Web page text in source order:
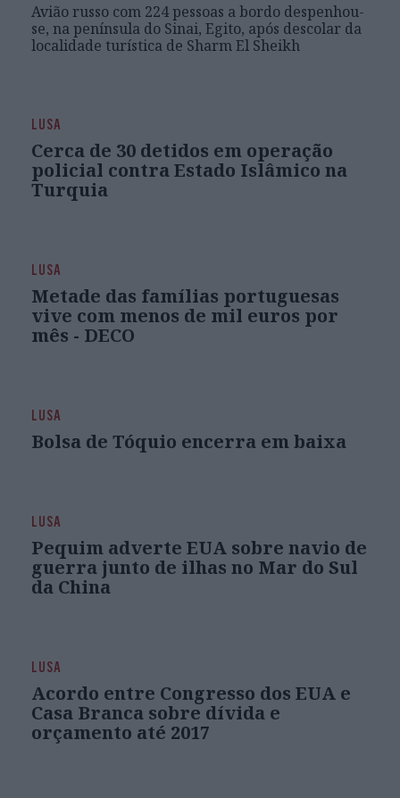
Avião russo com 224 pessoas a bordo despenhou-
se, na península do Sinai, Egito, após descolar da
localidade turística de Sharm El Sheikh
LUSA
Cerca de 30 detidos em operação
policial contra Estado Islâmico na
Turquia
LUSA
Metade das famílias portuguesas
vive com menos de mil euros por
mês - DECO
LUSA
Bolsa de Tóquio encerra em baixa
LUSA
Pequim adverte EUA sobre navio de
guerra junto de ilhas no Mar do Sul
da China
LUSA
Acordo entre Congresso dos EUA e
Casa Branca sobre dívida e
orçamento até 2017